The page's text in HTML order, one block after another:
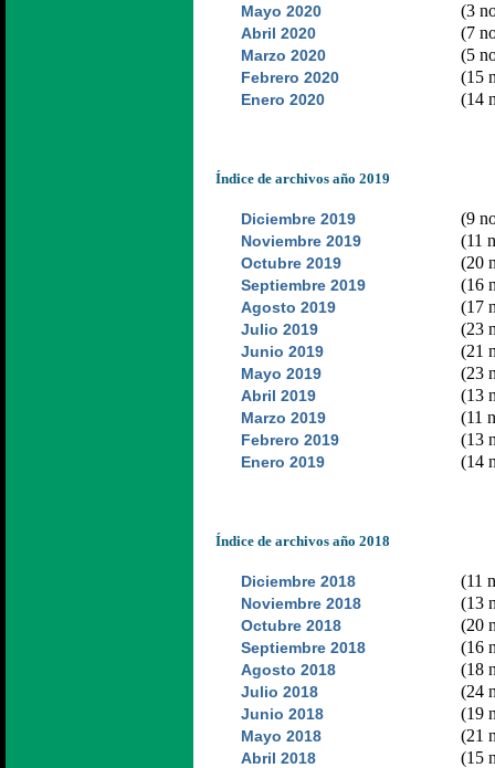
Mayo 2020 (3
Abril 2020 (7
Marzo 2020 (5
Febrero 2020 (15
Enero 2020 (14
Índice de archivos año 2019
Diciembre 2019 (9
Noviembre 2019 (11
Octubre 2019 (20
Septiembre 2019 (16
Agosto 2019 (17
Julio 2019 (23
Junio 2019 (21
Mayo 2019 (23
Abril 2019 (13
Marzo 2019 (11
Febrero 2019 (13
Enero 2019 (14
Índice de archivos año 2018
Diciembre 2018 (11
Noviembre 2018 (13
Octubre 2018 (20
Septiembre 2018 (16
Agosto 2018 (18
Julio 2018 (24
Junio 2018 (19
Mayo 2018 (21
Abril 2018 (15